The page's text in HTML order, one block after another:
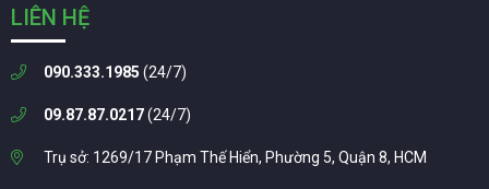
LIÊN HỆ
090.333.1985 (24/7)
09.87.87.0217(24/7)
Trụ sở: 1269/17 Phạm Thế Hiển, Phường 5, Quận 8, HCM